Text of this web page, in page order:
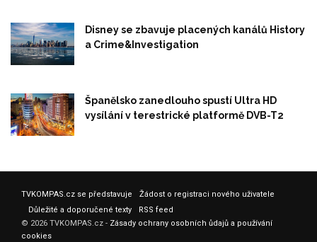
Disney se zbavuje placených kanálů History
a Crime&Investigation
Španělsko zanedlouho spustí Ultra HD
vysílání v terestrické platformě DVB-T2
TVKOMPAS.cz se představuje
Žádost o registraci nového uživatele
Důležité a doporučené texty
RSS feed
© 2026 TVKOMPAS.cz - Zásady ochrany osobních ůdajů a používání
cookies